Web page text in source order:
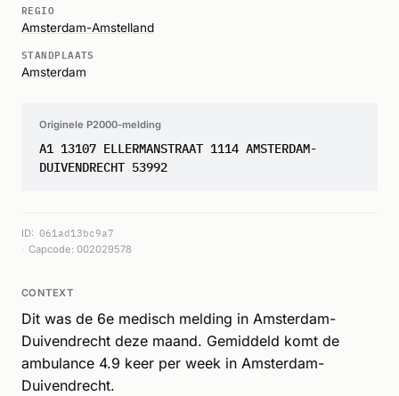
REGIO
Amsterdam-Amstelland
STANDPLAATS
Amsterdam
Originele P2000-melding
A1 13107 ELLERMANSTRAAT 1114 AMSTERDAM-
DUIVENDRECHT 53992
ID: 061ad13bc9a7
Capcode: 002029578
CONTEXT
Dit was de 6e medisch melding in Amsterdam-
Duivendrecht deze maand. Gemiddeld komt de
ambulance 4.9 keer per week in Amsterdam-
Duivendrecht.